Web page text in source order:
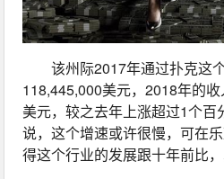
该州际2017年通过扑克这
118,445,000美元，2018年的
美元，较之去年上涨超过1个百
说，这个增速或许很慢，可在
得这个行业的发展跟十年前比，